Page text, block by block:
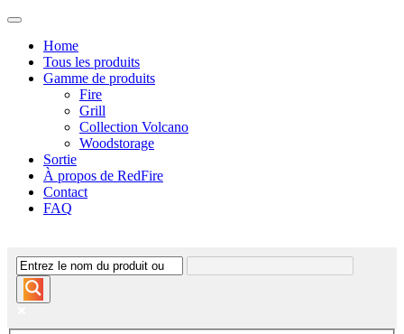
Home
Tous les produits
Gamme de produits
Fire
Grill
Collection Volcano
Woodstorage
Sortie
À propos de RedFire
Contact
FAQ